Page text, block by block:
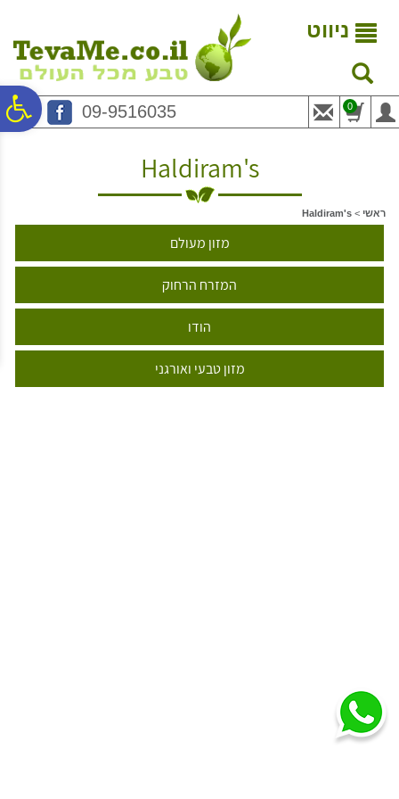
המרכזי
ניווט
09-9516035 0
Haldiram's
ראשי >
Haldiram's
מזון מעולם
המזרח הרחוק
הודו
מזון טבעי ואורגני